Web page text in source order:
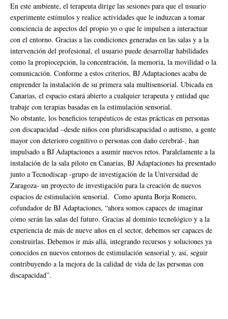
En este ambiente, el terapeuta dirige las sesiones para que el usuario
experimente estímulos y realice actividades que le induzcan a tomar
consciencia de aspectos del propio yo o que le impulsen a interactuar
con el entorno. Gracias a las condiciones generadas en las salas y a la
intervención del profesional, el usuario puede desarrollar habilidades
como la propiocepción, la concentración, la memoria, la movilidad o la
comunicación. Conforme a estos criterios, BJ Adaptaciones acaba de
emprender la instalación de su primera sala multisensorial. Ubicada en
Canarias, el espacio estará abierto a cualquier terapeuta y entidad que
trabaje con terapias basadas en la estimulación sensorial.
No obstante, los beneficios terapéuticos de estas prácticas en personas
con discapacidad –desde niños con pluridiscapacidad o autismo, a gente
mayor con deterioro cognitivo o personas con daño cerebral-, han
impulsado a BJ Adaptaciones a asumir nuevos retos. Paralelamente a la
instalación de la sala piloto en Canarias, BJ Adaptaciones ha presentado
junto a Tecnodiscap -grupo de investigación de la Universidad de
Zaragoza- un proyecto de investigación para la creación de nuevos
espacios de estimulación sensorial. Como apunta Borja Romero,
cofundador de BJ Adaptaciones, “ahora somos capaces de imaginar
cómo serán las salas del futuro. Gracias al dominio tecnológico y a la
experiencia de más de nueve años en el sector, debemos ser capaces de
construirlas. Debemos ir más allá, integrando recursos y soluciones ya
conocidos en nuevos entornos de estimulación sensorial y, así, seguir
contribuyendo a la mejora de la calidad de vida de las personas con
discapacidad”.